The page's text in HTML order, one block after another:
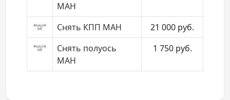
МАН
Снять КПП МАН 21 000 руб.
Снять полуось
МАН
1 750 руб.